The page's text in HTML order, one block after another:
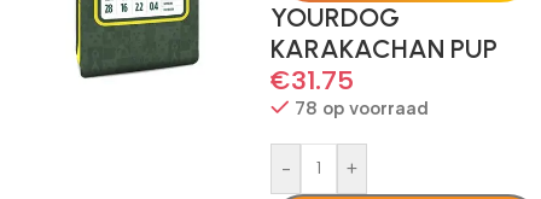
YOURDOG
KARAKACHAN PUP
€31.75
78 op voorraad
- +